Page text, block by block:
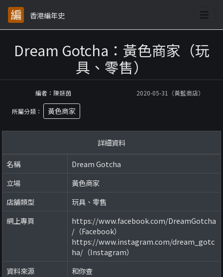
香港編年史
Dream Gotcha：黃色商家（玩
具、零售）
編者：陳妍茵 2020-05-31（黃藍商店）
所屬分類： 黃色商家
詳細資料
名稱
Dream Gotcha
立場
黃色商家
店舖類型
玩具、零售
網上專頁
https://www.facebook.com/DreamGotcha
/（Facebook）
https://www.instagram.com/dream_gotc
ha/（Instagram）
資料來源
和你查